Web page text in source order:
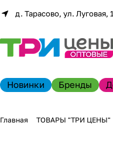
д. Тарасово, ул. Луговая,
Новинки Бренды
Главная ТОВАРЫ "ТРИ ЦЕНЫ"